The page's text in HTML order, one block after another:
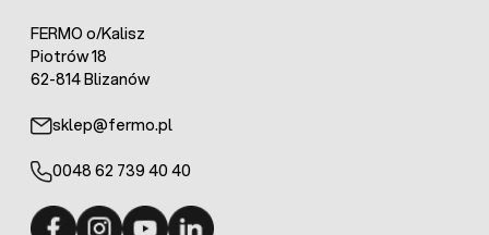
FERMO o/Kalisz
Piotrów 18
62-814 Blizanów
sklep@fermo.pl
0048 62 739 40 40